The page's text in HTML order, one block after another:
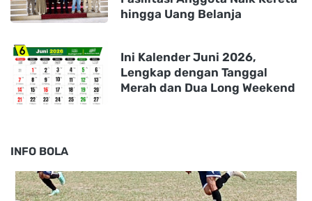
hingga Uang Belanja
Ini Kalender Juni 2026,
Lengkap dengan Tanggal
Merah dan Dua Long Weekend
INFO BOLA